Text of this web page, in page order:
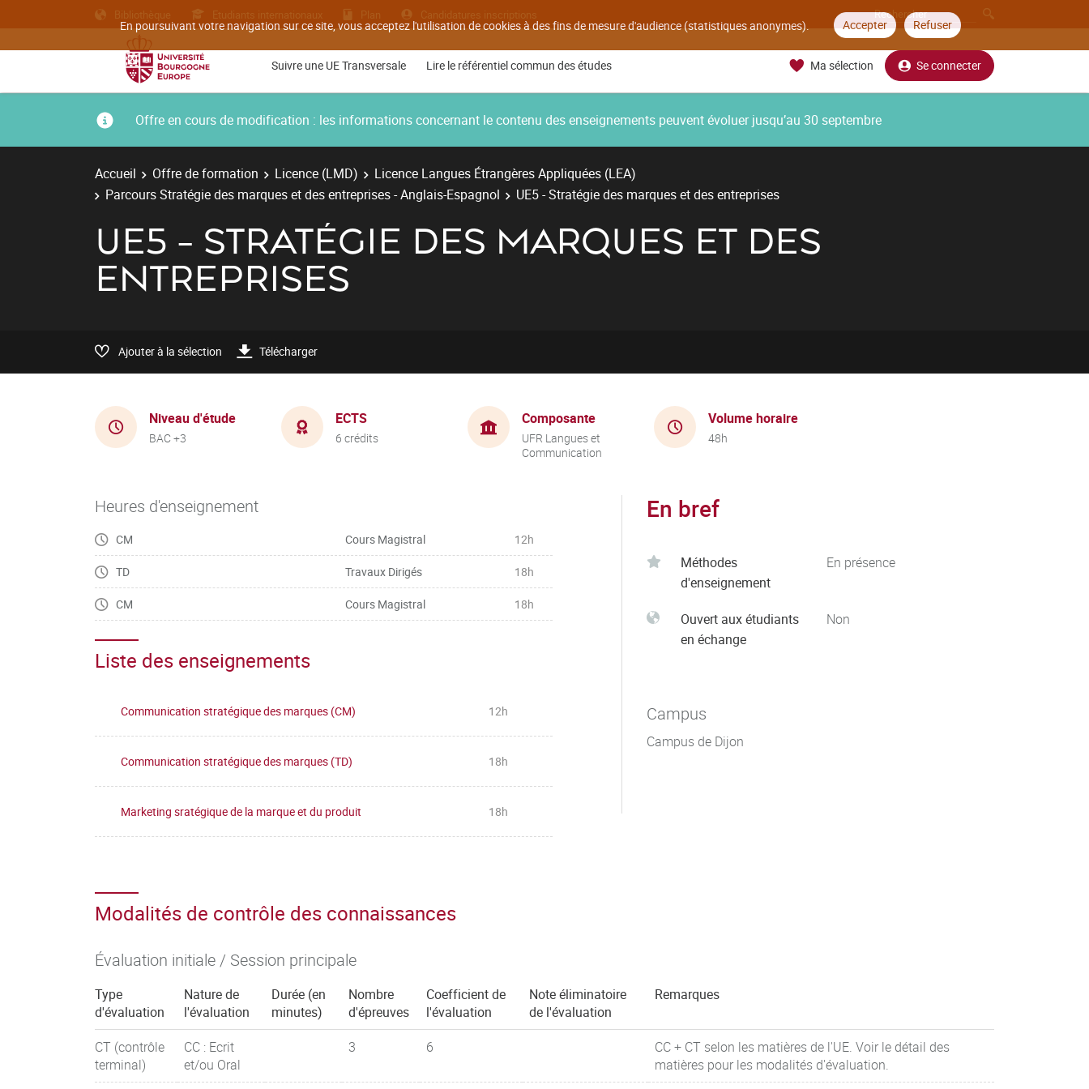
En poursuivant votre navigation sur ce site, vous acceptez l'utilisation de cookies à des fins de mesure d'audience (statistiques anonymes). Accepter Refuser
Bibliothèque Etudiants internationaux Plan Candidatures inscriptions
Suivre une UE Transversale Lire le référentiel commun des études Ma sélection Se connecter
Offre en cours de modification : les informations concernant le contenu des enseignements peuvent évoluer jusqu’au 30 septembre
Accueil Offre de formation Licence (LMD)
Licence Langues Étrangères Appliquées (LEA)
Parcours Stratégie des marques et des entreprises - Anglais-Espagnol
UE5 - Stratégie des marques et des entreprises
UE5 - STRATÉGIE DES MARQUES ET DES
ENTREPRISES
Ajouter à la sélection Télécharger
Niveau d'étude
BAC +3
ECTS
6 crédits
Composante
UFR Langues et
Communication
Volume horaire
48h
Heures d'enseignement
CM Cours Magistral 12h
TD Travaux Dirigés 18h
CM Cours Magistral 18h
Liste des enseignements
Communication stratégique des marques (CM) 12h
Communication stratégique des marques (TD) 18h
Marketing sratégique de la marque et du produit 18h
En bref
Méthodes
d'enseignement
En présence
Ouvert aux étudiants
en échange
Non
Campus
Campus de Dijon
Modalités de contrôle des connaissances
Évaluation initiale / Session principale
Type
d'évaluation
Nature de
l'évaluation
Durée (en
minutes)
Nombre
d'épreuves
Coefficient de
l'évaluation
Note éliminatoire
de l'évaluation
Remarques
CT (contrôle
terminal)
CC : Ecrit
et/ou Oral
3 6
CC + CT selon les matières de l'UE. Voir le détail des
matières pour les modalités d'évaluation.